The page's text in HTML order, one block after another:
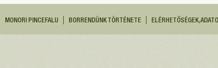
MONORI PINCEFALU BORRENDÜNK TÖRTÉNETE ELÉRHETŐSÉGEK,